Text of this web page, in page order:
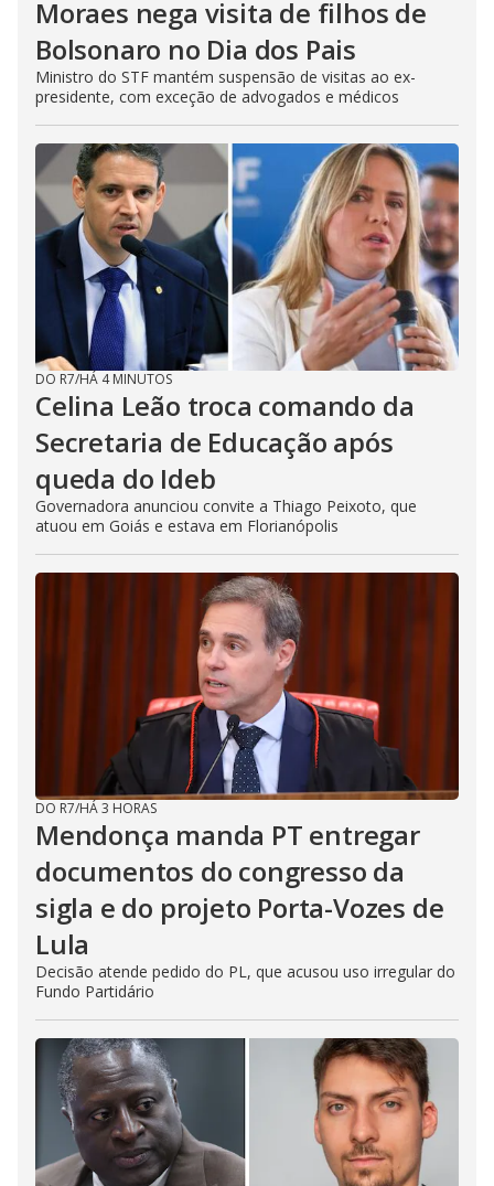
Moraes nega visita de filhos de
Bolsonaro no Dia dos Pais
Ministro do STF mantém suspensão de visitas ao ex-
presidente, com exceção de advogados e médicos
DO R7/HÁ 4 MINUTOS
Celina Leão troca comando da
Secretaria de Educação após
queda do Ideb
Governadora anunciou convite a Thiago Peixoto, que
atuou em Goiás e estava em Florianópolis
DO R7/HÁ 3 HORAS
Mendonça manda PT entregar
documentos do congresso da
sigla e do projeto Porta-Vozes de
Lula
Decisão atende pedido do PL, que acusou uso irregular do
Fundo Partidário